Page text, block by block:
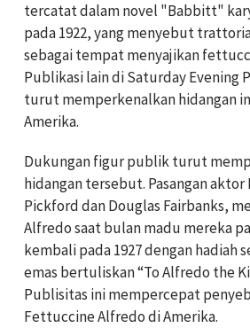
tercatat dalam novel "Babbitt"
pada 1922, yang menyebut
sebagai tempat menyajikan
Publikasi lain di Saturday Evening
turut memperkenalkan hidangan
Amerika.
Dukungan figur publik turut
hidangan tersebut. Pasangan
Pickford dan Douglas Fairbanks,
Alfredo saat bulan madu mereka
kembali pada 1927 dengan hadiah
emas bertuliskan “To Alfredo the
Publisitas ini mempercepat
Fettuccine Alfredo di Amerika.